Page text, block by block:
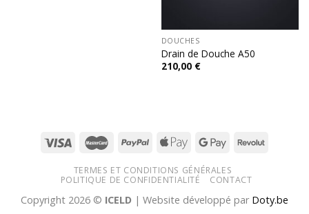
DOUCHES
Drain de Douche A50
210,00 €
TERMES ET CONDITIONS GÉNÉRALES
POLITIQUE DE CONFIDENTIALITÉ
CONTACT
Copyright 2026 © ICELD | Website développé par Doty.be